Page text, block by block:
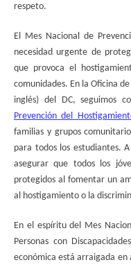
respeto.
El Mes Nacional de
necesidad urgente de
que provoca el
comunidades. En la Oficina
inglés) del DC, seguimos
Prevención del
familias y grupos
para todos los estudiantes.
asegurar que todos los
protegidos al fomentar un
al hostigamiento o la
En el espíritu del Mes
Personas con
económica está arraigada en